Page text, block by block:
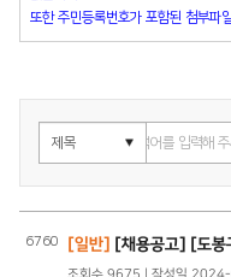
또한 주민등록번호가 포함된 첨부파
6760 [일반] [채용공고] [도봉